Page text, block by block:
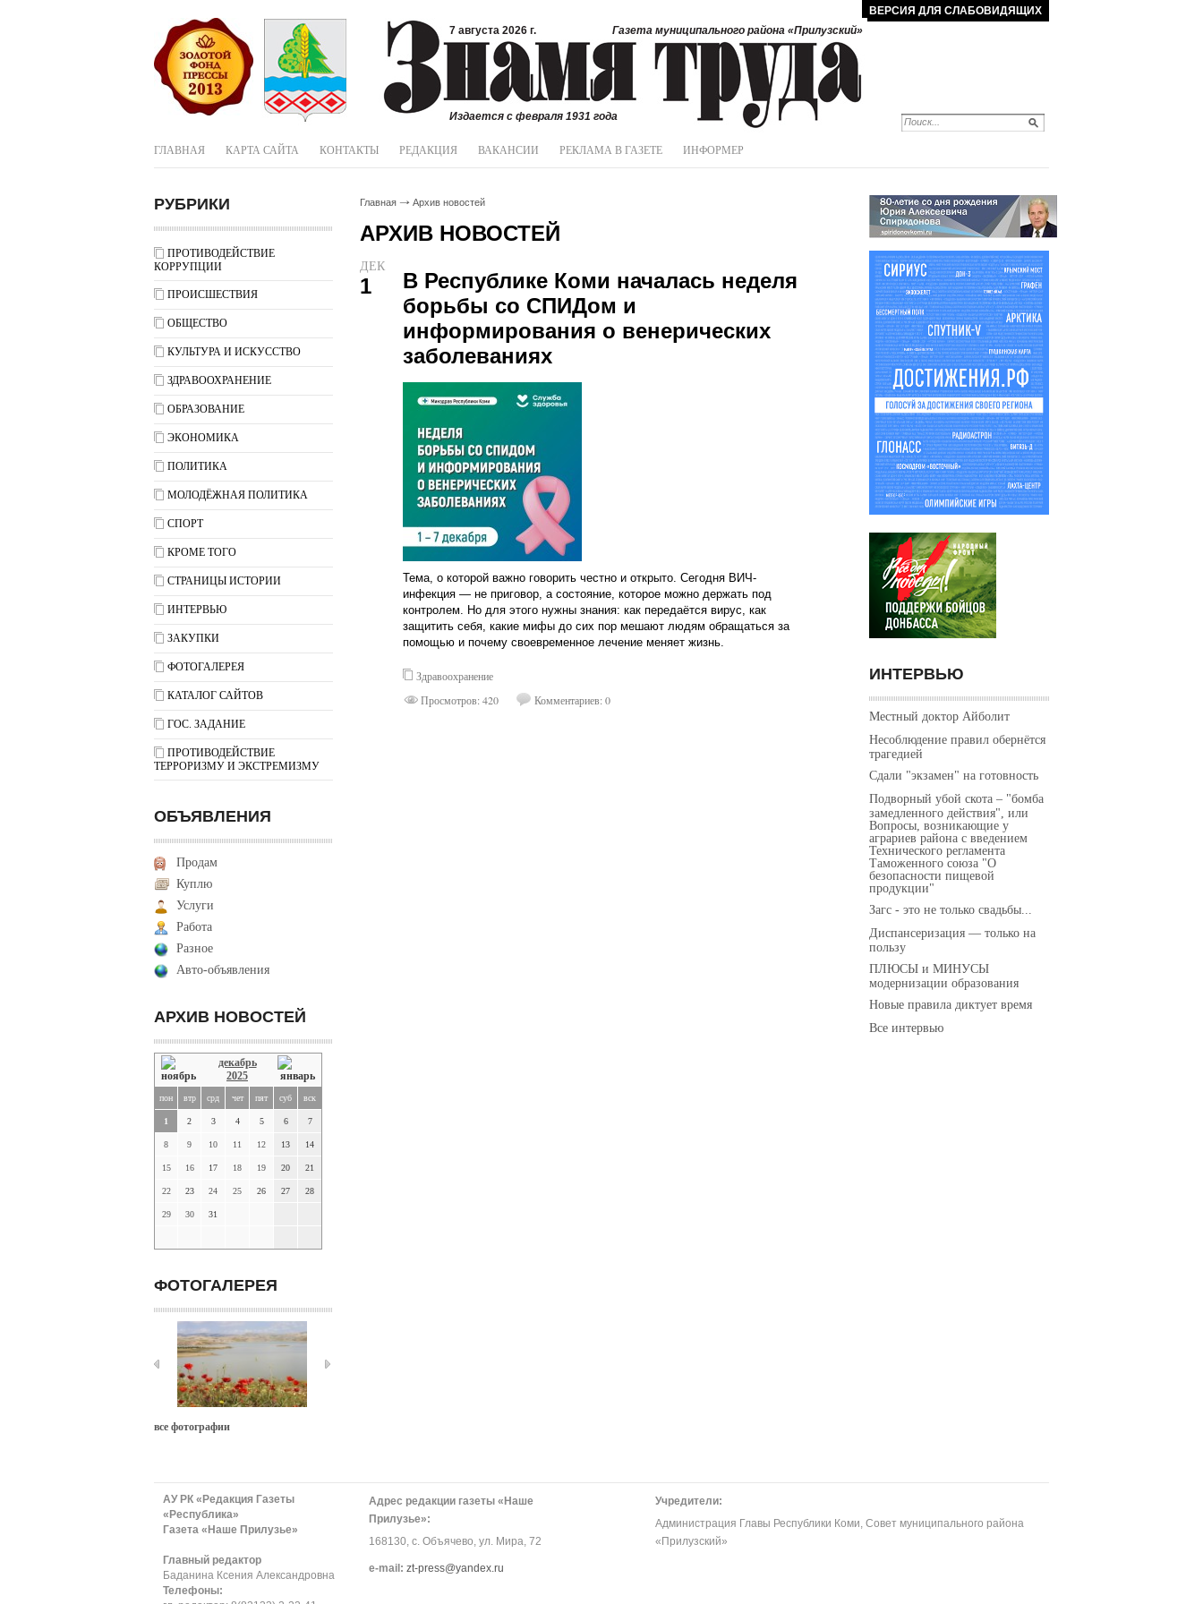
ВЕРСИЯ ДЛЯ СЛАБОВИДЯЩИХ
7 августа 2026 г.
Газета муниципального района «Прилузский»
Издается с февраля 1931 года
ГЛАВНАЯ КАРТА САЙТА КОНТАКТЫ РЕДАКЦИЯ ВАКАНСИИ РЕКЛАМА В ГАЗЕТЕ ИНФОРМЕР
РУБРИКИ
ПРОТИВОДЕЙСТВИЕ
КОРРУПЦИИ
ПРОИСШЕСТВИЯ
ОБЩЕСТВО
КУЛЬТУРА И ИСКУССТВО
ЗДРАВООХРАНЕНИЕ
ОБРАЗОВАНИЕ
ЭКОНОМИКА
ПОЛИТИКА
МОЛОДЁЖНАЯ ПОЛИТИКА
СПОРТ
КРОМЕ ТОГО
СТРАНИЦЫ ИСТОРИИ
ИНТЕРВЬЮ
ЗАКУПКИ
ФОТОГАЛЕРЕЯ
КАТАЛОГ САЙТОВ
ГОС. ЗАДАНИЕ
ПРОТИВОДЕЙСТВИЕ
ТЕРРОРИЗМУ И ЭКСТРЕМИЗМУ
ОБЪЯВЛЕНИЯ
Продам
Куплю
Услуги
Работа
Разное
Авто-объявления
АРХИВ НОВОСТЕЙ
декабрь
2025
пон втр срд чет пят суб вск
1 2 3 4 5 6 7
8 9 10 11 12 13 14
15 16 17 18 19 20 21
22 23 24 25 26 27 28
29 30 31
ФОТОГАЛЕРЕЯ
все фотографии
Главная Архив новостей
АРХИВ НОВОСТЕЙ
ДЕК
1
В Республике Коми началась неделя
борьбы со СПИДом и
информирования о венерических
заболеваниях
Тема, о которой важно говорить честно и открыто. Сегодня ВИЧ-
инфекция — не приговор, а состояние, которое можно держать под
контролем. Но для этого нужны знания: как передаётся вирус, как
защитить себя, какие мифы до сих пор мешают людям обращаться за
помощью и почему своевременное лечение меняет жизнь.
Здравоохранение
Просмотров: 420
Комментариев: 0
ИНТЕРВЬЮ
Местный доктор Айболит
Несоблюдение правил обернётся
трагедией
Сдали "экзамен" на готовность
Подворный убой скота – "бомба
замедленного действия", или
Вопросы, возникающие у
аграриев района с введением
Технического регламента
Таможенного союза "О
безопасности пищевой
продукции"
Загс - это не только свадьбы...
Диспансеризация — только на
пользу
ПЛЮСЫ и МИНУСЫ
модернизации образования
Новые правила диктует время
Все интервью
АУ РК «Редакция Газеты
«Республика»
Газета «Наше Прилузье»
Главный редактор
Баданина Ксения Александровна
Телефоны:
Адрес редакции газеты «Наше
Прилузье»:
168130, с. Объячево, ул. Мира, 72
е-mail: zt-press@yandex.ru
Учредители:
Администрация Главы Республики Коми, Совет муниципального района
«Прилузский»